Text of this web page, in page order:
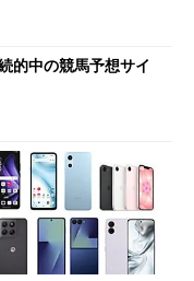
的中の競馬予想サイ